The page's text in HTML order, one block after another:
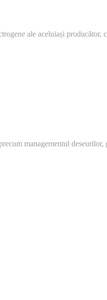
ale aceluiași
managementul deseurilor,